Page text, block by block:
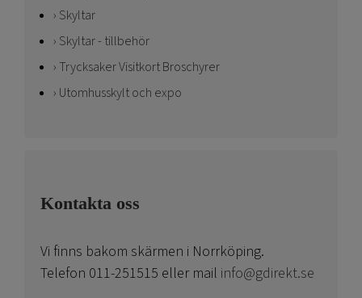
Skyltar
Skyltar - tillbehör
Trycksaker Visitkort Broschyrer
Utomhusskylt och expo
Kontakta oss
Vi finns bakom skärmen i Norrköping.
Telefon 011-251515 eller mail info@gdirekt.se